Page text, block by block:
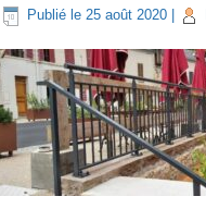
Publié le 25 août 2020